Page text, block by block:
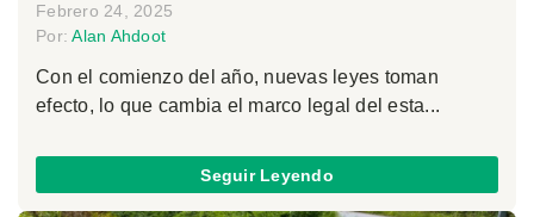
Febrero 24, 2025
Por:Alan Ahdoot
Con el comienzo del año, nuevas leyes toman
efecto, lo que cambia el marco legal del esta...
Seguir Leyendo